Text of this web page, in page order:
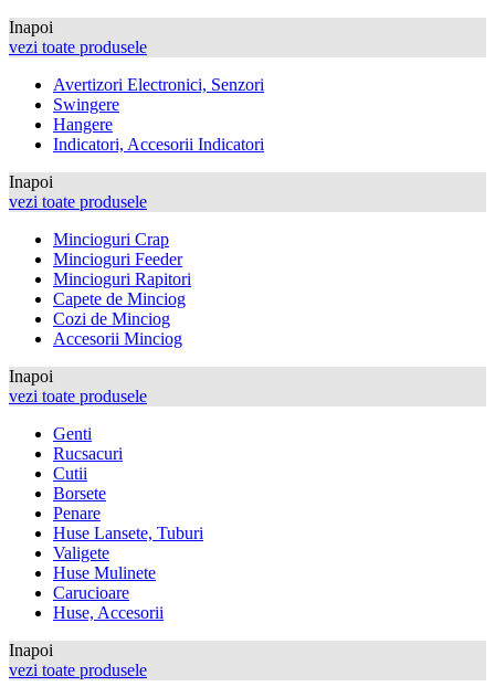
Inapoi
vezi toate produsele
Avertizori Electronici, Senzori
Swingere
Hangere
Indicatori, Accesorii Indicatori
Inapoi
vezi toate produsele
Mincioguri Crap
Mincioguri Feeder
Mincioguri Rapitori
Capete de Minciog
Cozi de Minciog
Accesorii Minciog
Inapoi
vezi toate produsele
Genti
Rucsacuri
Cutii
Borsete
Penare
Huse Lansete, Tuburi
Valigete
Huse Mulinete
Carucioare
Huse, Accesorii
Inapoi
vezi toate produsele